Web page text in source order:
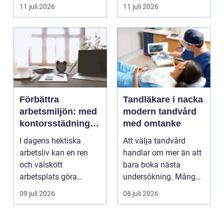
11 juli 2026 11 juli 2026
Förbättra
arbetsmiljön: med
kontorsstädning i
Stockholm
I dagens hektiska
arbetsliv kan en ren
och välskött
arbetsplats göra
underverk fö...
09 juli 2026
Tandläkare i nacka
modern tandvård
med omtanke
Att välja tandvård
handlar om mer än att
bara boka nästa
undersökning. Många
vill ha en tandläkare
08 juli 2026